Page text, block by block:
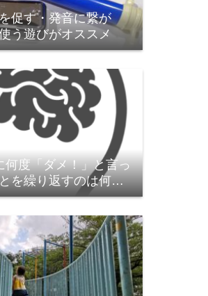
促す・発音に繋が
う遊びがオススメ
何度「ダメ！」と言っ
を繰り返すのは何